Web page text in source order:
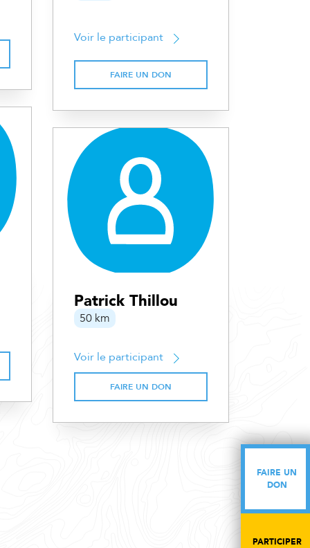
FAIRE UN
DON
PARTICIPER
Voir le participant
FAIRE UN DON
Patrick Thillou
50 km
Voir le participant
FAIRE UN DON
FAIRE UN
DON
PARTICIPER